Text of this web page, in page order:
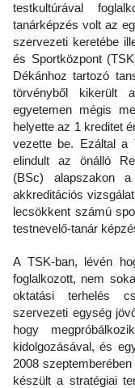
testkultúrával
tanárképzés volt az
szervezeti keretébe
és Sportközpont
Dékánhoz tartozó
törvényből kikerült
egyetemen mégis
helyette az 1 kreditet
vezette be. Ezáltal a
elindult az önálló
(BSc) alapszakon
akkreditációs
lecsökkent számú
testnevelő-tanár
A TSK-ban, lévén
foglalkozott, nem
oktatási terhelés
szervezeti egység
hogy
kidolgozásával, és
2008
készült a stratégiai